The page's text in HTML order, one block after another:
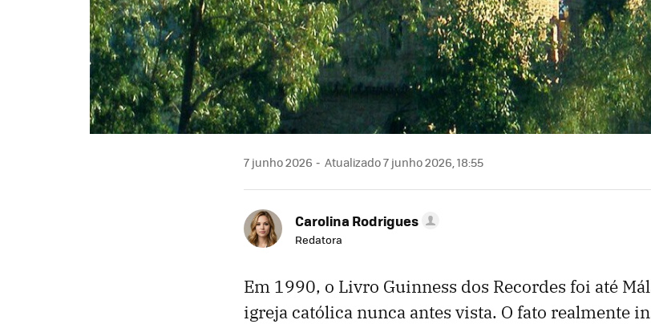
7 junho 2026 Atualizado 7 junho 2026, 18:55
Carolina Rodrigues
Redatora
Em 1990, o Livro Guinness dos Recordes foi até
igreja católica nunca antes vista. O fato realmente